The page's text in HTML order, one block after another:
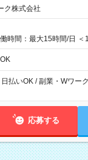
ク株式会社
時間：最大15時間/日 ＜
休み：火・木・土・日 好きな時
払いOK / 副業・Wワー
応募する